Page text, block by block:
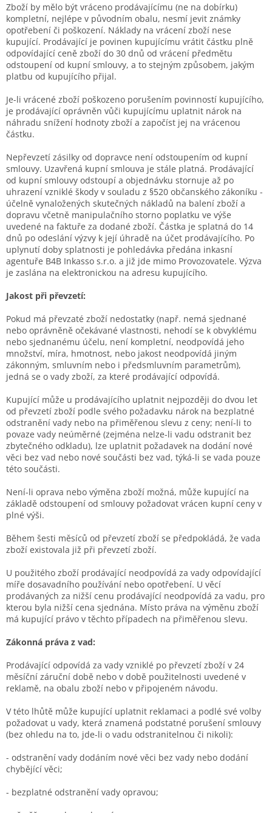
Zboží by mělo být vráceno prodávajícímu (ne na dobírku)
kompletní, nejlépe v původním obalu, nesmí jevit známky
opotřebení či poškození. Náklady na vrácení zboží nese
kupující. Prodávající je povinen kupujícímu vrátit částku plně
odpovídající ceně zboží do 30 dnů od vrácení předmětu
odstoupení od kupní smlouvy, a to stejným způsobem, jakým
platbu od kupujícího přijal.
Je-li vrácené zboží poškozeno porušením povinností kupujícího,
je prodávající oprávněn vůči kupujícímu uplatnit nárok na
náhradu snížení hodnoty zboží a započíst jej na vrácenou
částku.
Nepřevzetí zásilky od dopravce není odstoupením od kupní
smlouvy. Uzavřená kupní smlouva je stále platná. Prodávající
od kupní smlouvy odstoupí a objednávku stornuje až po
uhrazení vzniklé škody v souladu z §520 občanského zákoníku -
účelně vynaložených skutečných nákladů na balení zboží a
dopravu včetně manipulačního storno poplatku ve výše
uvedené na faktuře za dodané zboží. Částka je splatná do 14
dnů po odeslání výzvy k její úhradě na účet prodávajícího. Po
uplynutí doby splatnosti je pohledávka předána inkasní
agentuře B4B Inkasso s.r.o. a již jde mimo Provozovatele. Výzva
je zaslána na elektronickou na adresu kupujícího.
Jakost při převzetí:
Pokud má převzaté zboží nedostatky (např. nemá sjednané
nebo oprávněně očekávané vlastnosti, nehodí se k obvyklému
nebo sjednanému účelu, není kompletní, neodpovídá jeho
množství, míra, hmotnost, nebo jakost neodpovídá jiným
zákonným, smluvním nebo i předsmluvním parametrům),
jedná se o vady zboží, za které prodávající odpovídá.
Kupující může u prodávajícího uplatnit nejpozději do dvou let
od převzetí zboží podle svého požadavku nárok na bezplatné
odstranění vady nebo na přiměřenou slevu z ceny; není-li to
povaze vady neúměrné (zejména nelze-li vadu odstranit bez
zbytečného odkladu), lze uplatnit požadavek na dodání nové
věci bez vad nebo nové součásti bez vad, týká-li se vada pouze
této součásti.
Není-li oprava nebo výměna zboží možná, může kupující na
základě odstoupení od smlouvy požadovat vrácen kupní ceny v
plné výši.
Během šesti měsíců od převzetí zboží se předpokládá, že vada
zboží existovala již při převzetí zboží.
U použitého zboží prodávající neodpovídá za vady odpovídající
míře dosavadního používání nebo opotřebení. U věcí
prodávaných za nižší cenu prodávající neodpovídá za vadu, pro
kterou byla nižší cena sjednána. Místo práva na výměnu zboží
má kupující právo v těchto případech na přiměřenou slevu.
Zákonná práva z vad:
Prodávající odpovídá za vady vzniklé po převzetí zboží v 24
měsíční záruční době nebo v době použitelnosti uvedené v
reklamě, na obalu zboží nebo v připojeném návodu.
V této lhůtě může kupující uplatnit reklamaci a podlé své volby
požadovat u vady, která znamená podstatné porušení smlouvy
(bez ohledu na to, jde-li o vadu odstranitelnou či nikoli):
- odstranění vady dodáním nové věci bez vady nebo dodání
chybějící věci;
- bezplatné odstranění vady opravou;